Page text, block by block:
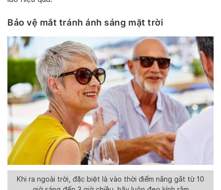
Bảo vệ mắt tránh ánh sáng mặt trời
Khi ra ngoài trời, đặc biệt là vào thời điểm nắng gắt từ 10